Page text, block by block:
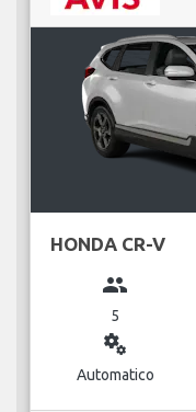
HONDA CR-V
group
5
miscellaneous_services
Automatico